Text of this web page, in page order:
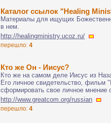
Каталог ссылок "Healing
Материалы для ищущих
в нем.
http://healingministry.ucoz.ru/
перешло: 4
Кто же Он - Иисус?
Кто же на самом деле Иисус из
Его личное свидетельство, фильм
сформировать свое личное мнение
http://www.greatcom.org/russian
перешло: 4